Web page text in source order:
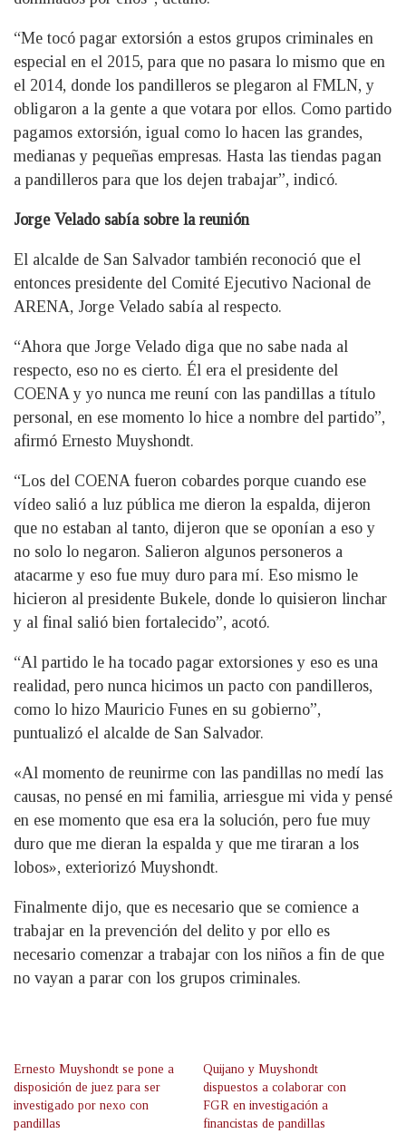
“Me tocó pagar extorsión a estos grupos criminales en
especial en el 2015, para que no pasara lo mismo que en
el 2014, donde los pandilleros se plegaron al FMLN, y
obligaron a la gente a que votara por ellos. Como partido
pagamos extorsión, igual como lo hacen las grandes,
medianas y pequeñas empresas. Hasta las tiendas pagan
a pandilleros para que los dejen trabajar”, indicó.
Jorge Velado sabía sobre la reunión
El alcalde de San Salvador también reconoció que el
entonces presidente del Comité Ejecutivo Nacional de
ARENA, Jorge Velado sabía al respecto.
“Ahora que Jorge Velado diga que no sabe nada al
respecto, eso no es cierto. Él era el presidente del
COENA y yo nunca me reuní con las pandillas a título
personal, en ese momento lo hice a nombre del partido”,
afirmó Ernesto Muyshondt.
“Los del COENA fueron cobardes porque cuando ese
vídeo salió a luz pública me dieron la espalda, dijeron
que no estaban al tanto, dijeron que se oponían a eso y
no solo lo negaron. Salieron algunos personeros a
atacarme y eso fue muy duro para mí. Eso mismo le
hicieron al presidente Bukele, donde lo quisieron linchar
y al final salió bien fortalecido”, acotó.
“Al partido le ha tocado pagar extorsiones y eso es una
realidad, pero nunca hicimos un pacto con pandilleros,
como lo hizo Mauricio Funes en su gobierno”,
puntualizó el alcalde de San Salvador.
«Al momento de reunirme con las pandillas no medí las
causas, no pensé en mi familia, arriesgue mi vida y pensé
en ese momento que esa era la solución, pero fue muy
duro que me dieran la espalda y que me tiraran a los
lobos», exteriorizó Muyshondt.
Finalmente dijo, que es necesario que se comience a
trabajar en la prevención del delito y por ello es
necesario comenzar a trabajar con los niños a fin de que
no vayan a parar con los grupos criminales.
Ernesto Muyshondt se pone a
disposición de juez para ser
investigado por nexo con
pandillas
Quijano y Muyshondt
dispuestos a colaborar con
FGR en investigación a
financistas de pandillas